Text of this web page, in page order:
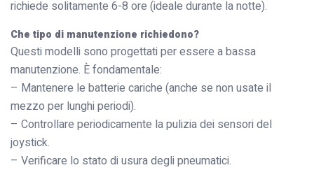
richiede solitamente 6-8 ore (ideale durante la notte).
Che tipo di manutenzione richiedono?
Questi modelli sono progettati per essere a bassa
manutenzione. È fondamentale:
– Mantenere le batterie cariche (anche se non usate il
mezzo per lunghi periodi).
– Controllare periodicamente la pulizia dei sensori del
joystick.
– Verificare lo stato di usura degli pneumatici.